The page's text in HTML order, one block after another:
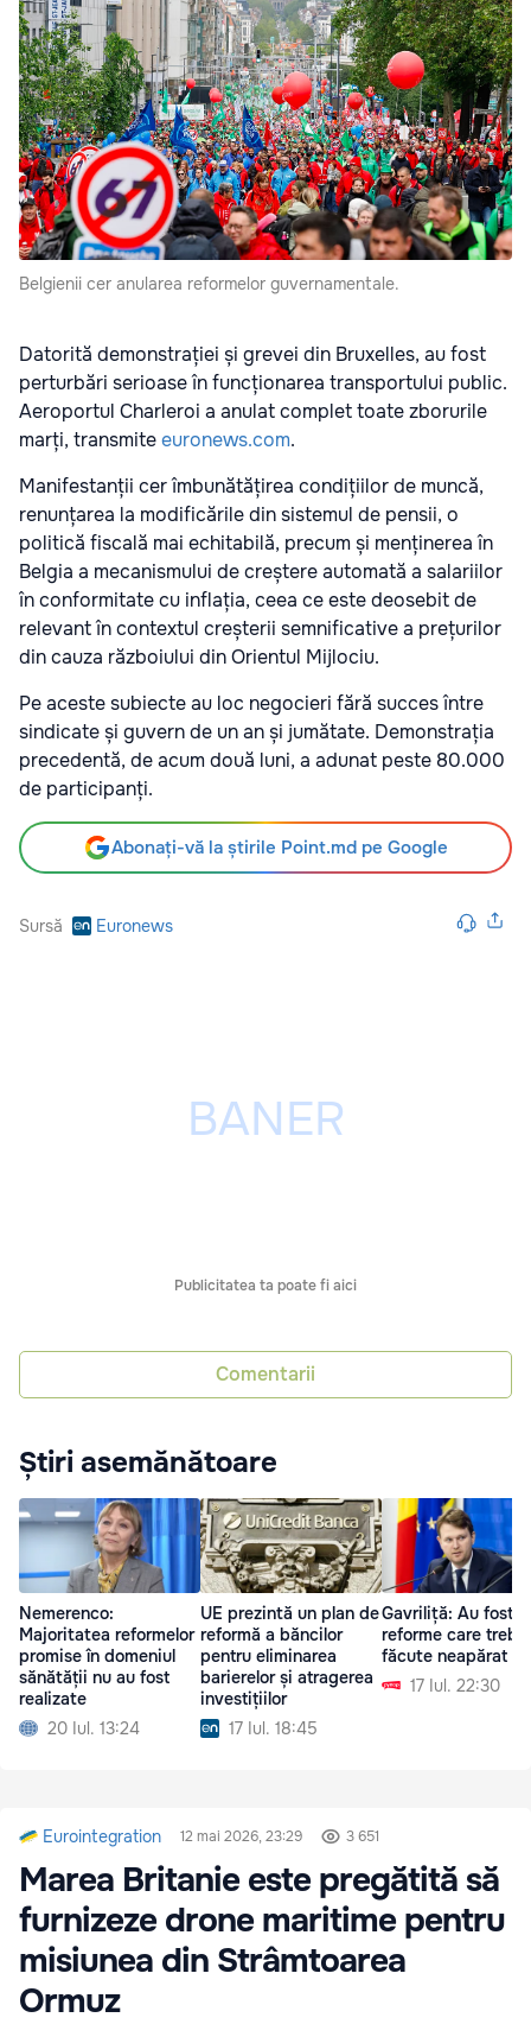
Belgienii cer anularea reformelor guvernamentale.
Datorită demonstrației și grevei din Bruxelles, au fost
perturbări serioase în funcționarea transportului public.
Aeroportul Charleroi a anulat complet toate zborurile
marți, transmiteeuronews.com.
Manifestanții cer îmbunătățirea condițiilor de muncă,
renunțarea la modificările din sistemul de pensii, o
politică fiscală mai echitabilă, precum și menținerea în
Belgia a mecanismului de creștere automată a salariilor
în conformitate cu inflația, ceea ce este deosebit de
relevant în contextul creșterii semnificative a prețurilor
din cauza războiului din Orientul Mijlociu.
Pe aceste subiecte au loc negocieri fără succes între
sindicate și guvern de un an și jumătate. Demonstrația
precedentă, de acum două luni, a adunat peste 80.000
de participanți.
Abonați-vă la știrile Point.md pe Google
Sursă Euronews
Publicitatea ta poate fi aici
Comentarii
Știri asemănătoare
Nemerenco:
Majoritatea reformelor
promise în domeniul
sănătății nu au fost
realizate
20 Iul. 13:24
UE prezintă un plan de
reformă a băncilor
pentru eliminarea
barierelor și atragerea
investițiilor
17 Iul. 18:45
Gavriliță: Au fost
reforme care
făcute neapărat
17 Iul. 22:30
Eurointegration 12 mai 2026, 23:29 3 651
Marea Britanie este pregătită să
furnizeze drone maritime pentru
misiunea din Strâmtoarea
Ormuz